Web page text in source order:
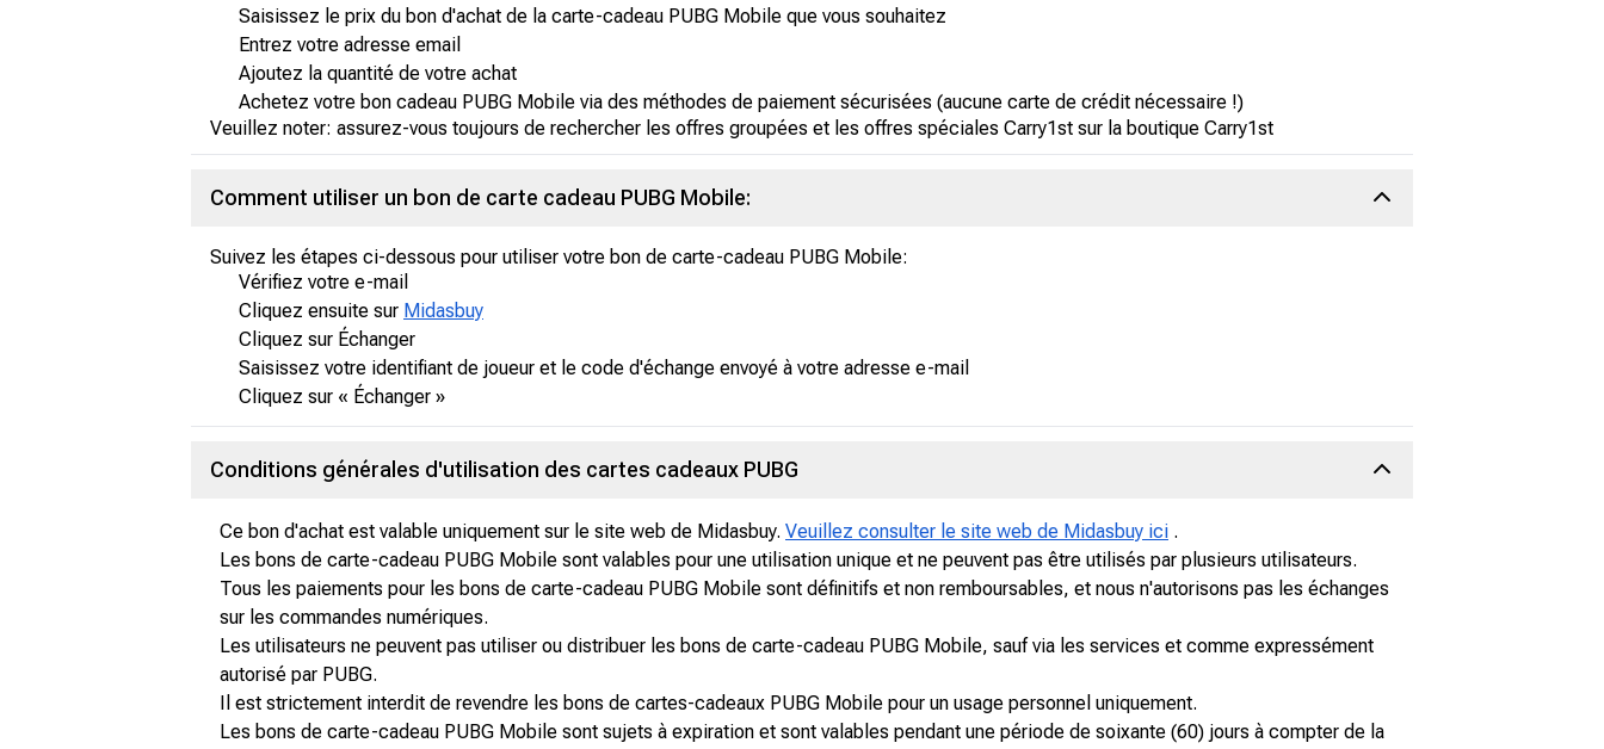
Saisissez le prix du bon d'achat de la carte-cadeau PUBG Mobile que vous souhaitez
Entrez votre adresse email
Ajoutez la quantité de votre achat
Achetez votre bon cadeau PUBG Mobile via des méthodes de paiement sécurisées (aucune carte de crédit nécessaire !)
Veuillez noter: assurez-vous toujours de rechercher les offres groupées et les offres spéciales Carry1st sur la boutique Carry1st
Comment utiliser un bon de carte cadeau PUBG Mobile:
Suivez les étapes ci-dessous pour utiliser votre bon de carte-cadeau PUBG Mobile:
Vérifiez votre e-mail
Cliquez ensuite sur Midasbuy
Cliquez sur Échanger
Saisissez votre identifiant de joueur et le code d'échange envoyé à votre adresse e-mail
Cliquez sur « Échanger »
Conditions générales d'utilisation des cartes cadeaux PUBG
Ce bon d'achat est valable uniquement sur le site web de Midasbuy. Veuillez consulter le site web de Midasbuy ici .
Les bons de carte-cadeau PUBG Mobile sont valables pour une utilisation unique et ne peuvent pas être utilisés par plusieurs utilisateurs.
Tous les paiements pour les bons de carte-cadeau PUBG Mobile sont définitifs et non remboursables, et nous n'autorisons pas les échanges
sur les commandes numériques.
Les utilisateurs ne peuvent pas utiliser ou distribuer les bons de carte-cadeau PUBG Mobile, sauf via les services et comme expressément
autorisé par PUBG.
Il est strictement interdit de revendre les bons de cartes-cadeaux PUBG Mobile pour un usage personnel uniquement.
Les bons de carte-cadeau PUBG Mobile sont sujets à expiration et sont valables pendant une période de soixante (60) jours à compter de la